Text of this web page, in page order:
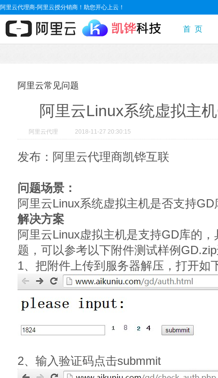
阿里云代理商-阿里云授分销商！助您开心上云！
首 页
阿里云常见问题
阿里云Linux系统虚拟主
阿里云代理 2018-11-27 20:30:15
发布：阿里云代理商凯铧互联
问题场景：
阿里云Linux系统虚拟主机是否支持
解决方案
阿里云Linux虚拟主机是支持GD库的
题，可以参考以下附件测试样例
1、把附件上传到服务器解压，打开如
2、输入验证码点击submmit